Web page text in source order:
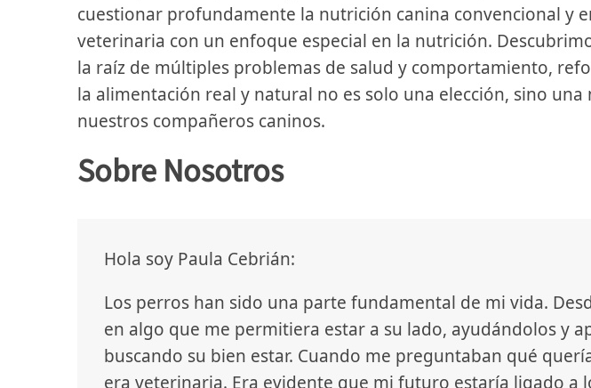
cuestionar profundamente la nutrición canina convencional y
veterinaria con un enfoque especial en la nutrición.
la raíz de múltiples problemas de salud y comportamiento,
la alimentación real y natural no es solo una elección, sino
nuestros compañeros caninos.
Sobre Nosotros
Hola soy Paula Cebrián:
Los perros han sido una parte fundamental de mi vida.
en algo que me permitiera estar a su lado, ayudándolos y
buscando su bien estar. Cuando me preguntaban qué
era veterinaria. Era evidente que mi futuro estaría ligado a